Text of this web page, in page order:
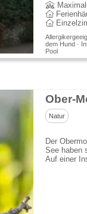
dem Hund ·
Pool
Ober-
Natur
Der
See haben
Auf einer